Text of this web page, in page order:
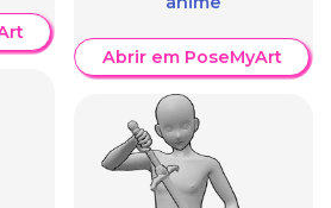
Abrir em PoseMyArt